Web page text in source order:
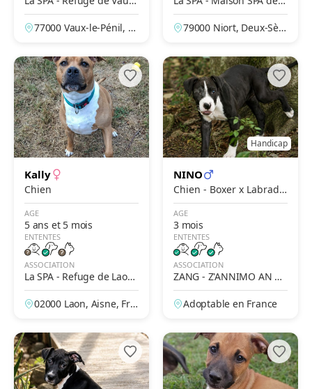
Le-Penil
77000 Vaux-le-Pénil, S
Niort
79000 Niort, Deux-Sèvr
Kally
Chien
AGE
5 ans et 5 mois
ENTENTES
ASSOCIATION
La SPA - Refuge de Laon
– Des Prés de Longuevall
e 02000 Laon, Aisne, Fra
Handicap
NINO
Chien - Boxer x Labrado
r-Retriever
AGE
3 mois
ENTENTES
ASSOCIATION
ZANG - Z'ANNIMO AN N
OU GWADLOUP'
Adoptable en France